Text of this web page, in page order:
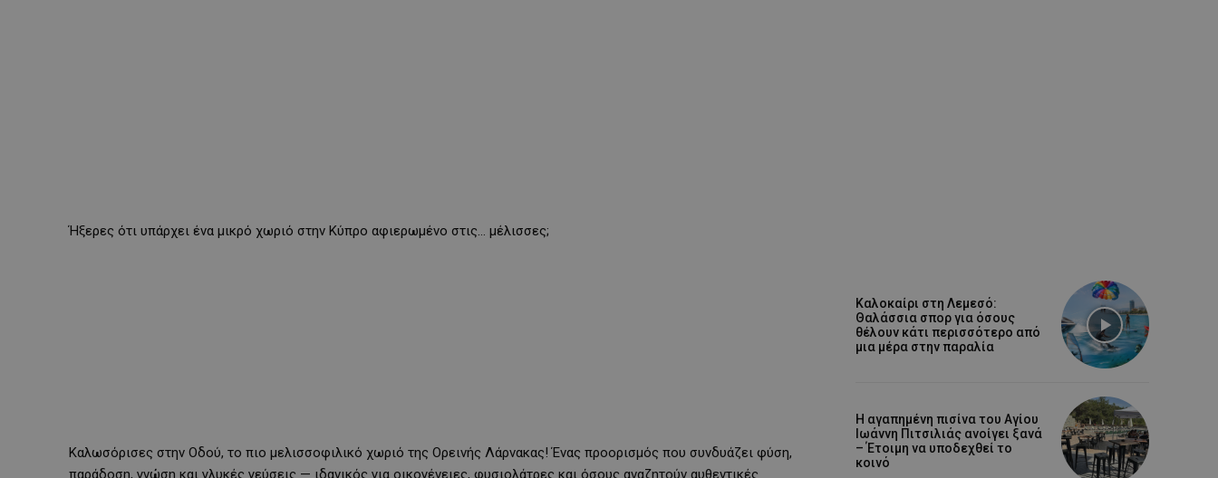
Ήξερες ότι υπάρχει ένα μικρό χωριό στην Κύπρο αφιερωμένο στις… μέλισσες;
Καλωσόρισες στην Οδού, το πιο μελισσοφιλικό χωριό της Ορεινής Λάρνακας! Ένας προορισμός που συνδυάζει φύση,
παράδοση, γνώση και γλυκές γεύσεις — ιδανικός για οικογένειες, φυσιολάτρες και όσους αναζητούν αυθεντικές
Καλοκαίρι στη Λεμεσό:
Θαλάσσια σπορ για όσους
θέλουν κάτι περισσότερο από
μια μέρα στην παραλία
Η αγαπημένη πισίνα του Αγίου
Ιωάννη Πιτσιλιάς ανοίγει ξανά
– Έτοιμη να υποδεχθεί το
κοινό